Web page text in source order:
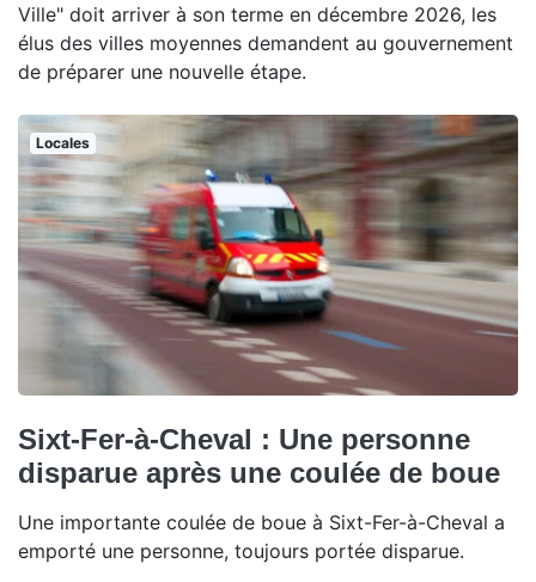
Ville" doit arriver à son terme en décembre 2026, les
élus des villes moyennes demandent au gouvernement
de préparer une nouvelle étape.
Locales
Sixt-Fer-à-Cheval : Une personne
disparue après une coulée de boue
Une importante coulée de boue à Sixt-Fer-à-Cheval a
emporté une personne, toujours portée disparue.